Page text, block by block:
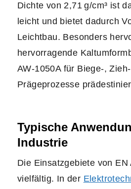
Dichte von 2,71 g/cm³ ist
leicht und bietet dadurch
Leichtbau. Besonders
hervorragende
AW-1050A für Biege-,
Prägeprozesse
Typische
Industrie
Die Einsatzgebiete von EN
vielfältig. In der